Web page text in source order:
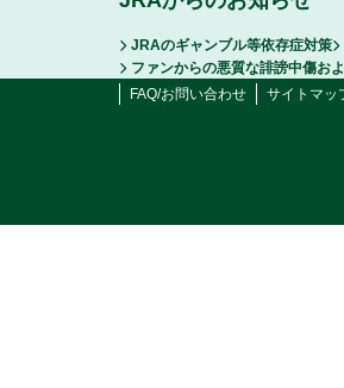
JRAのギャンブル等依存症対策
ファンからの悪質な誹謗中傷お
FAQ/お問い合わせ
サイトマッ